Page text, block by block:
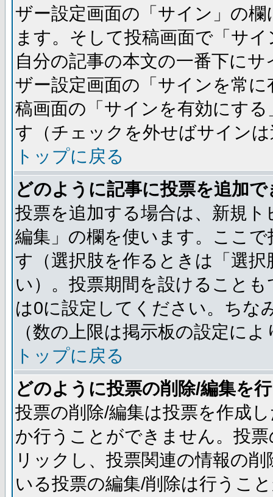
ザー設定画面の「サイン」の
ます。そして投稿画面で「サ
自分の記事の本文の一番下に
ザー設定画面の「サインを常
稿画面の「サインを有効にす
す（チェックを外せばサイン
トップに戻る
どのように記事に投票を追加
投票を追加する場合は、新規
編集」の欄を使います。ここ
す（選択肢を作るときは「選
い）。投票期間を設けること
は0に設定してください。ちな
（数の上限は掲示板の設定に
トップに戻る
どのように投票の削除/編集を
投票の削除/編集は投票を作成
か行うことができません。投
リックし、投票関連の情報の
いる投票の編集/削除は行うこ